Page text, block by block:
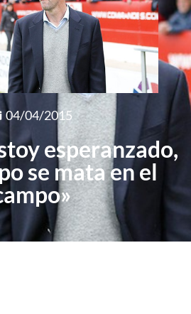
04/04/2015
esperanzado,
se mata en el